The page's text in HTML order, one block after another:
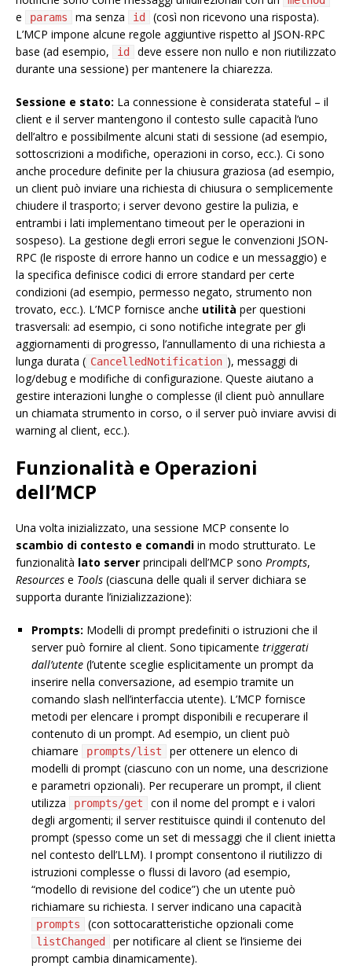
e params ma senza id
(così non ricevono una risposta).
L’MCP impone alcune regole aggiuntive rispetto al JSON-RPC
base (ad esempio,
id
deve essere non nullo e non riutilizzato
durante una sessione) per mantenere la chiarezza.
Sessione e stato: La connessione è considerata stateful – il
client e il server mantengono il contesto sulle capacità l’uno
dell’altro e possibilmente alcuni stati di sessione (ad esempio,
sottoscrizioni a modifiche, operazioni in corso, ecc.). Ci sono
anche procedure definite per la chiusura graziosa (ad esempio,
un client può inviare una richiesta di chiusura o semplicemente
chiudere il trasporto; i server devono gestire la pulizia, e
entrambi i lati implementano timeout per le operazioni in
sospeso). La gestione degli errori segue le convenzioni JSON-
RPC (le risposte di errore hanno un codice e un messaggio) e
la specifica definisce codici di errore standard per certe
condizioni (ad esempio, permesso negato, strumento non
trovato, ecc.). L’MCP fornisce anche utilità per questioni
trasversali: ad esempio, ci sono notifiche integrate per gli
aggiornamenti di progresso, l’annullamento di una richiesta a
lunga durata ( CancelledNotification ), messaggi di
log/debug e modifiche di configurazione. Queste aiutano a
gestire interazioni lunghe o complesse (il client può annullare
un chiamata strumento in corso, o il server può inviare avvisi di
warning al client, ecc.).
Funzionalità e Operazioni
dell’MCP
Una volta inizializzato, una sessione MCP consente lo
scambio di contesto e comandi in modo strutturato. Le
funzionalità lato server principali dell’MCP sono Prompts,
Resources e Tools (ciascuna delle quali il server dichiara se
supporta durante l’inizializzazione):
Prompts: Modelli di prompt predefiniti o istruzioni che il
server può fornire al client. Sono tipicamente triggerati
dall’utente (l’utente sceglie esplicitamente un prompt da
inserire nella conversazione, ad esempio tramite un
comando slash nell’interfaccia utente). L’MCP fornisce
metodi per elencare i prompt disponibili e recuperare il
contenuto di un prompt. Ad esempio, un client può
chiamare
prompts/list
per ottenere un elenco di
modelli di prompt (ciascuno con un nome, una descrizione
e parametri opzionali). Per recuperare un prompt, il client
utilizza
prompts/get
con il nome del prompt e i valori
degli argomenti; il server restituisce quindi il contenuto del
prompt (spesso come un set di messaggi che il client inietta
nel contesto dell’LLM). I prompt consentono il riutilizzo di
istruzioni complesse o flussi di lavoro (ad esempio,
“modello di revisione del codice”) che un utente può
richiamare su richiesta. I server indicano una capacità
prompts (con sottocaratteristiche opzionali come
listChanged
per notificare al client se l’insieme dei
prompt cambia dinamicamente).